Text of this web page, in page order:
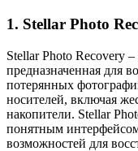
1. Stellar Photo
Stellar Photo Recovery
предназначенная для
потерянных
носителей, включая
накопители. Stellar
понятным
возможностей для